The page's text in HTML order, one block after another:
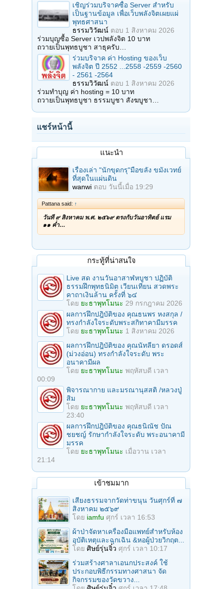
เชิญร่วมบริจาคซื้อ Server สำหรับ
เป็นฐานข้อมูล เพื่อเว็บพลังจิตเผยแผ่
พุทธศาสนา
ธรรมวิวัฒน์ ตอบ 1 สิงหาคม 2026
ร่วมบุญซื้อ Server เวปพลังจิต 10 บาท
ถวายเป็นพุทธบูชา สาธุครับ…
ร่วมบริจาค ค่า Hosting ของเว็บ
พลังจิต ปี 2552 ...2558 -2559 -2560
- 2561 -2564
ธรรมวิวัฒน์ ตอบ 1 สิงหาคม 2026
ร่วมทำบุญ ค่า hosting = 10 บาท
ถวายเป็นพุทธบูชา ธรรมบูชา สังฆบูชา…
แชร์หน้านี้
แนะนำ
เรื่องเล่า "นักขุดกรุ"มือขลัง ขมังเวทย์
ที่สุดในแผ่นดิน
wanwi ตอบ วันนี้เมื่อ 19:29
Pattana said: ↑
วันที่ ๙ สิงหาคม พ.ศ. ๒๕๖๙ ตรงกับวันอาทิตย์ แรม
๑๑ ค่ำ…
กระทู้ที่น่าสนใจ
Live สด งานวันอาสาฬหบูชา ปฏิบัติ
ธรรมฝึกพุทธนิมิต เวียนเทียน สวดพระ
คาถาเงินล้าน ครั้งที่ ๖๔
โดย ยะธาพุทโมนะ 29 กรกฎาคม 2026
ผลการฝึกปฎิบัติของ คุณธนพร หงสกุล /
ทรงกำลังใจระดับพระสกิทาคามีมรรค
โดย ยะธาพุทโมนะ 1 สิงหาคม 2026
ผลการฝึกปฎิบัติของ คุณนัทลียา ดรอดส์
(ม่วงอ่อน) ทรงกำลังใจระดับ พระ
อนาคามีผล
โดย ยะธาพุทโมนะ พฤหัสบดี เวลา
00:09
พิจารณากาย และมรณานุสสติ /หลวงปู่
สิม
โดย ยะธาพุทโมนะ พฤหัสบดี เวลา
23:40
ผลการฝึกปฎิบัติของ คุณธนิณัช ปัณ
ชยชญ์ รักษากำลังใจระดับ พระอนาคามี
มรรค
โดย ยะธาพุทโมนะ เมื่อวาน เวลา
21:14
เข้าชมมาก
เสียงธรรมจากวัดท่าขนุน วันศุกร์ที่ ๗
สิงหาคม ๒๕๖๙
โดย iamfu ศุกร์ เวลา 16:53
ผ้าป่าจัดหาเครื่องมือแพทย์สำหรับห้อง
อุบัติเหตุและฉุกเฉิน &หอผู้ป่วยวิกฤต...
โดย ศิษย์รุ่นจิ๋ว ศุกร์ เวลา 10:17
ร่วมสร้างศาลาเอนกประสงค์ ใช้
ประกอบพิธีกรรมทางศาสนา จัด
กิจกรรมของวัดขวาง...